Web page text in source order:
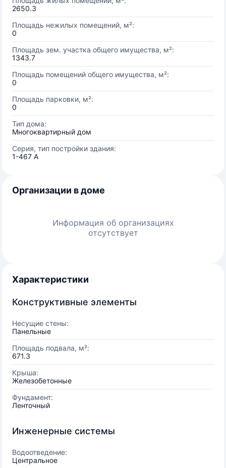
2650.3
Площадь нежилых помещений, м²:
0
Площадь зем. участка общего имущества, м²:
1343.7
Площадь помещений общего имущества, м²:
0
Площадь парковки, м²:
0
Тип дома:
Многоквартирный дом
Серия, тип постройки здания:
1-467 А
Организации в доме
Информация об организациях
отсутствует
Характеристики
Конструктивные элементы
Несущие стены:
Панельные
Площадь подвала, м²:
671.3
Крыша:
Железобетонные
Фундамент:
Ленточный
Инженерные системы
Водоотведение:
Центральное